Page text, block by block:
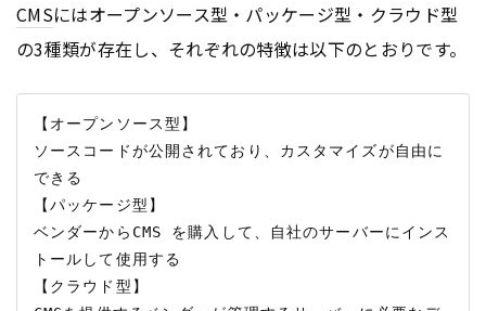
CMSにはオープンソース型・パッケージ型・クラウド型
の3種類が存在し、それぞれの特徴は以下のとおりです。
【オープンソース型】
ソースコードが公開されており、カスタマイズが自由に
できる
【パッケージ型】
ベンダーからCMS を購入して、自社のサーバーにインス
トールして使用する
【クラウド型】